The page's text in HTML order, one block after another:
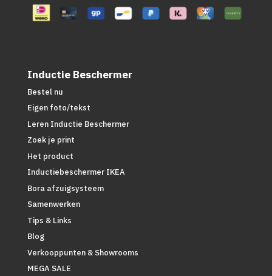
Inductie Beschermer
Bestel nu
Eigen foto/tekst
Leren Inductie Beschermer
Zoek je print
Het product
Inductiebeschermer IKEA
Bora afzuigsysteem
Samenwerken
Tips & Links
Blog
Verkooppunten & Showrooms
MEGA SALE